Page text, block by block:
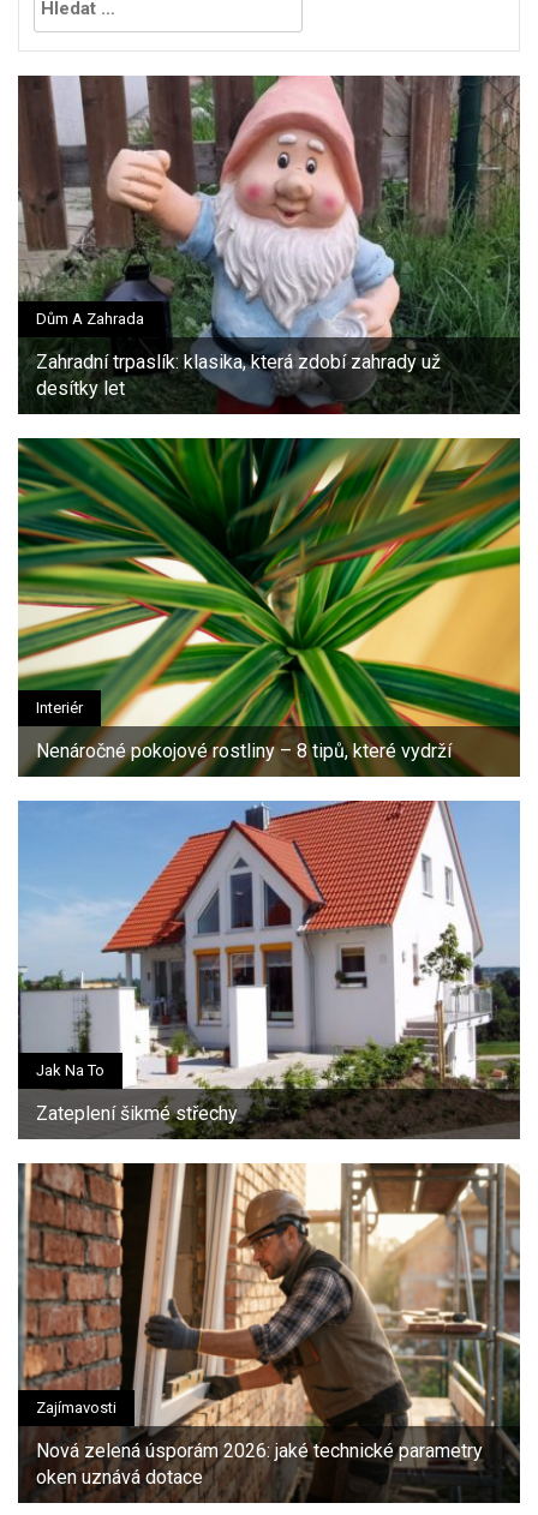
Dům A Zahrada
Zahradní trpaslík: klasika, která zdobí zahrady už
desítky let
Interiér
Nenáročné pokojové rostliny – 8 tipů, které vydrží
Jak Na To
Zateplení šikmé střechy
Zajímavosti
Nová zelená úsporám 2026: jaké technické parametry
oken uznává dotace